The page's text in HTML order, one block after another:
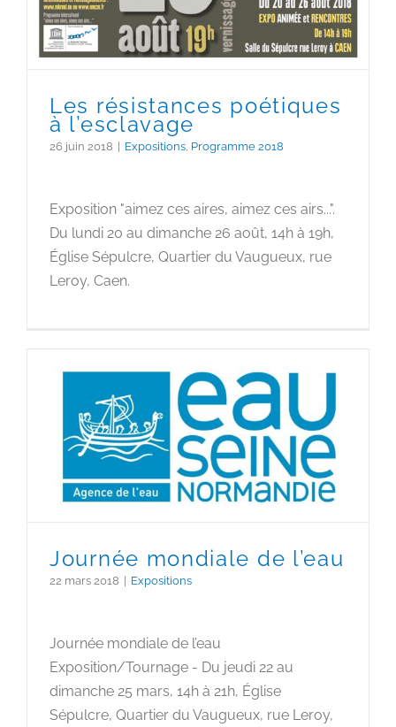
Les résistances poétiques
à l’esclavage
26 juin 2018 Expositions, Programme 2018
Exposition "aimez ces aires, aimez ces airs...".
Du lundi 20 au dimanche 26 août, 14h à 19h,
Église Sépulcre, Quartier du Vaugueux, rue
Leroy, Caen.
Journée mondiale de l’eau
Journée mondiale de l’eau
22 mars 2018 Expositions
Journée mondiale de l’eau
Exposition/Tournage - Du jeudi 22 au
dimanche 25 mars, 14h à 21h, Église
Sépulcre, Quartier du Vaugueux, rue Leroy,